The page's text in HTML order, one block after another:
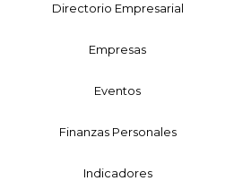
Directorio Empresarial
Empresas
Eventos
Finanzas Personales
Indicadores